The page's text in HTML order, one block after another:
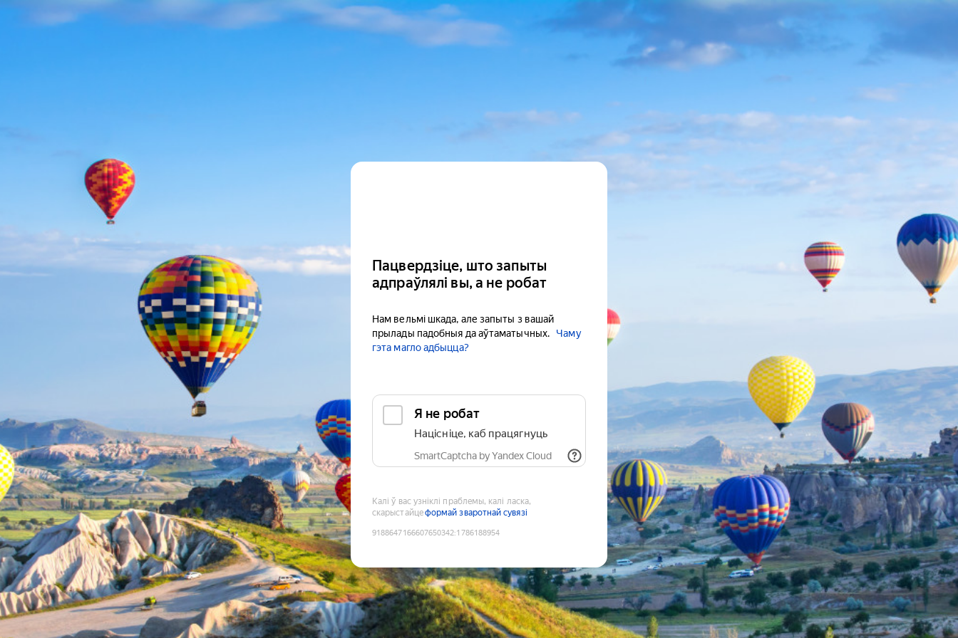
Пацвердзіце, што запыты
адпраўлялі вы, а не робат
Нам вельмі шкада, але запыты з вашай
прылады падобныя да аўтаматычных.
Чаму
гэта магло адбыцца?
Я не робат
Націсніце, каб працягнуць
SmartCaptcha by Yandex Cloud
Калі ў вас узніклі праблемы, калі ласка,
скарыстайцеформай зваротнай сувязі
9188647166607650342:1786188954